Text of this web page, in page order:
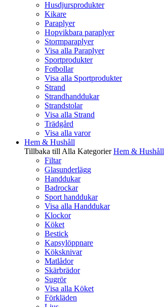
Husdjursprodukter
Kikare
Paraplyer
Hopvikbara paraplyer
Stormparaplyer
Visa alla Paraplyer
Sportprodukter
Fotbollar
Visa alla Sportprodukter
Strand
Strandhanddukar
Strandstolar
Visa alla Strand
Trädgård
Visa alla varor
Hem & Hushåll
Tillbaka till Alla Kategorier Hem & Hushåll
Filtar
Glasunderlägg
Handdukar
Badrockar
Sport handdukar
Visa alla Handdukar
Klockor
Köket
Bestick
Kapsylöppnare
Köksknivar
Matlådor
Skärbrädor
Sugrör
Visa alla Köket
Förkläden